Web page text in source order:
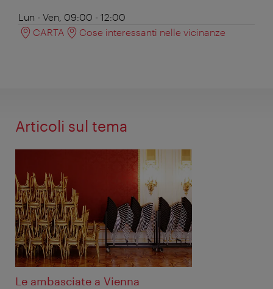
Lun - Ven, 09:00 - 12:00
CARTA
Cose interessanti nelle vicinanze
Articoli sul tema
Le ambasciate a Vienna